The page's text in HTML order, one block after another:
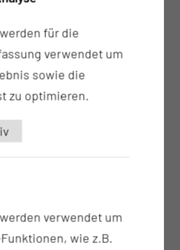
und stationären
der Hochdosistherapie
sowie
Komplikationen nach
(z. B.
für die
verwendet um
sowie die
zu optimieren.
verwendet um
wie z.B.